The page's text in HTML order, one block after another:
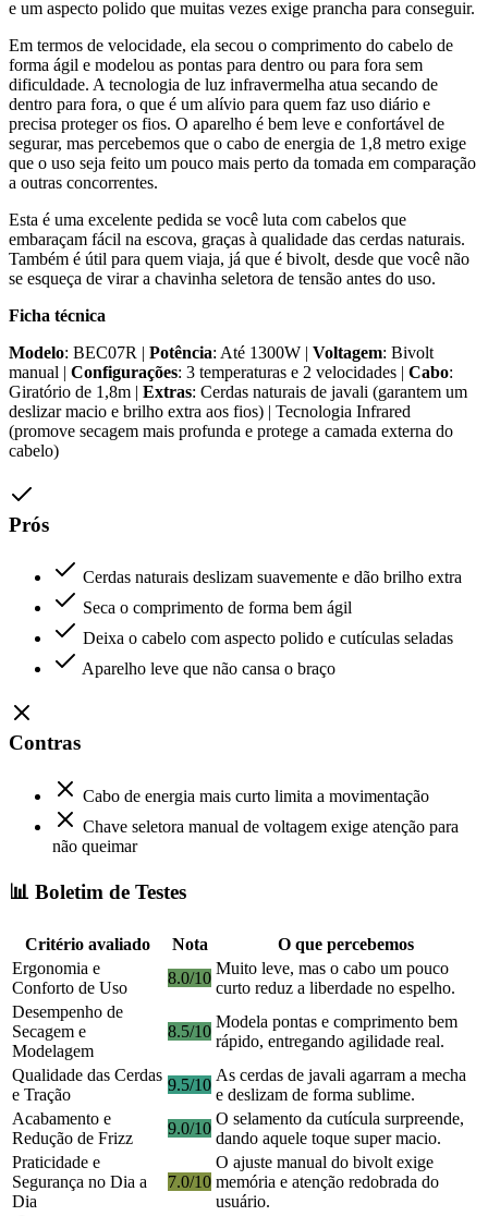
e um aspecto polido que muitas vezes exige prancha para conseguir.
Em termos de velocidade, ela secou o comprimento do cabelo de
forma ágil e modelou as pontas para dentro ou para fora sem
dificuldade. A tecnologia de luz infravermelha atua secando de
dentro para fora, o que é um alívio para quem faz uso diário e
precisa proteger os fios. O aparelho é bem leve e confortável de
segurar, mas percebemos que o cabo de energia de 1,8 metro exige
que o uso seja feito um pouco mais perto da tomada em comparação
a outras concorrentes.
Esta é uma excelente pedida se você luta com cabelos que
embaraçam fácil na escova, graças à qualidade das cerdas naturais.
Também é útil para quem viaja, já que é bivolt, desde que você não
se esqueça de virar a chavinha seletora de tensão antes do uso.
Ficha técnica
Modelo: BEC07R | Potência: Até 1300W | Voltagem: Bivolt
manual | Configurações: 3 temperaturas e 2 velocidades | Cabo:
Giratório de 1,8m | Extras: Cerdas naturais de javali (garantem um
deslizar macio e brilho extra aos fios) | Tecnologia Infrared
(promove secagem mais profunda e protege a camada externa do
cabelo)
Prós
Cerdas naturais deslizam suavemente e dão brilho extra
Seca o comprimento de forma bem ágil
Deixa o cabelo com aspecto polido e cutículas seladas
Aparelho leve que não cansa o braço
Contras
Cabo de energia mais curto limita a movimentação
Chave seletora manual de voltagem exige atenção para
não queimar
📊 Boletim de Testes
Critério avaliado Nota
O que percebemos
Ergonomia e
Conforto de Uso
8.0/10
Muito leve, mas o cabo um pouco
curto reduz a liberdade no espelho.
Desempenho de
Secagem e
Modelagem
8.5/10
Modela pontas e comprimento bem
rápido, entregando agilidade real.
Qualidade das Cerdas
e Tração
9.5/10
As cerdas de javali agarram a mecha
e deslizam de forma sublime.
Acabamento e
Redução de Frizz
9.0/10
O selamento da cutícula surpreende,
dando aquele toque super macio.
Praticidade e
Segurança no Dia a
Dia
7.0/10
O ajuste manual do bivolt exige
memória e atenção redobrada do
usuário.